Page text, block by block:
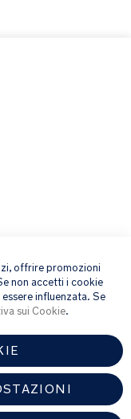
ISCRIVITI
via e-mail la nostra
potrebbero
consulta la
offrire promozioni
non accetti i cookie
influenzata. Se
sui Cookie.